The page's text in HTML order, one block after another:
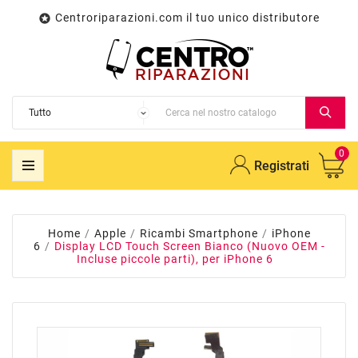
 Centroriparazioni.com il tuo unico distributore
Registrati
0
Home Apple Ricambi Smartphone
iPhone
6
Display LCD Touch Screen Bianco (Nuovo OEM -
Incluse piccole parti), per iPhone 6